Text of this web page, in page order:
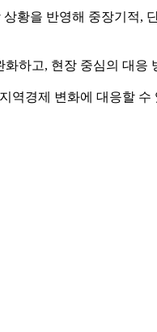
황을 반영해 중장기적,
하고, 현장 중심의 대응
역경제 변화에 대응할 수